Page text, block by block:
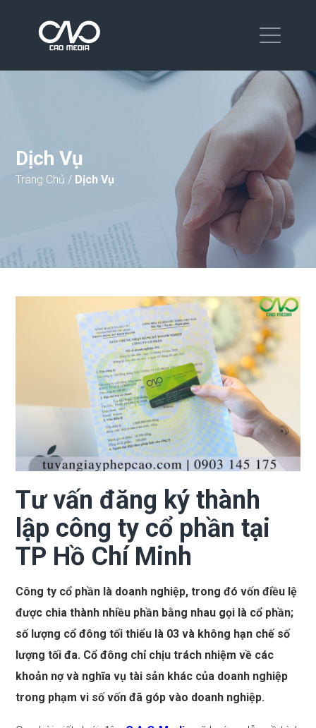
Dịch Vụ
Trang Chủ / Dịch Vụ
Tư vấn đăng ký thành
lập công ty cổ phần tại
TP Hồ Chí Minh
Công ty cổ phần là doanh nghiệp, trong đó vốn điều lệ
được chia thành nhiều phần bằng nhau gọi là cổ phần;
số lượng cổ đông tối thiểu là 03 và không hạn chế số
lượng tối đa. Cổ đông chỉ chịu trách nhiệm về các
khoản nợ và nghĩa vụ tài sản khác của doanh nghiệp
trong phạm vi số vốn đã góp vào doanh nghiệp.